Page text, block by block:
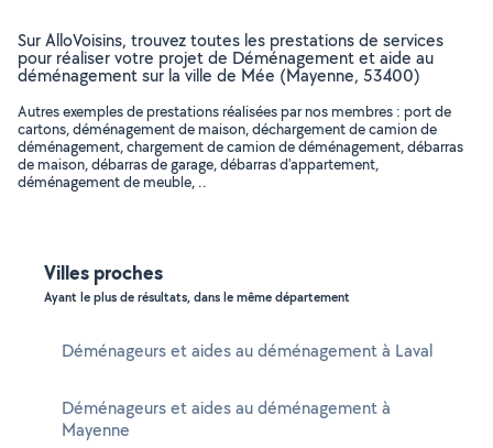
Sur AlloVoisins, trouvez toutes les prestations de services
pour réaliser votre projet de Déménagement et aide au
déménagement sur la ville de Mée (Mayenne, 53400)
Autres exemples de prestations réalisées par nos membres : port de
cartons, déménagement de maison, déchargement de camion de
déménagement, chargement de camion de déménagement, débarras
de maison, débarras de garage, débarras d'appartement,
déménagement de meuble, ..
Villes proches
Ayant le plus de résultats, dans le même département
Déménageurs et aides au déménagement à Laval
Déménageurs et aides au déménagement à
Mayenne